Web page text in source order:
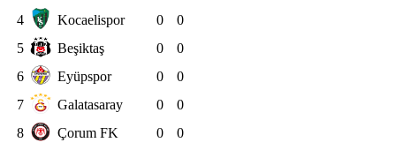
4
Kocaelispor 0
0
5
Beşiktaş 0
0
6
Eyüpspor 0
0
7
Galatasaray 0
0
8
Çorum FK 0
0